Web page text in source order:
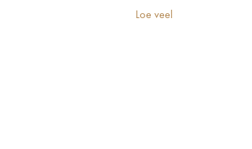
Loe veel